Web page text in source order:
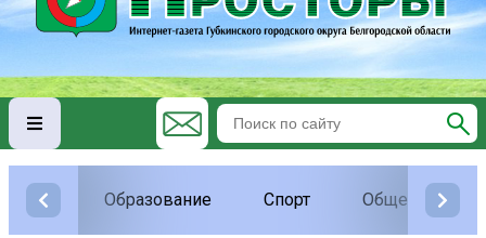
Образование Спорт Общество